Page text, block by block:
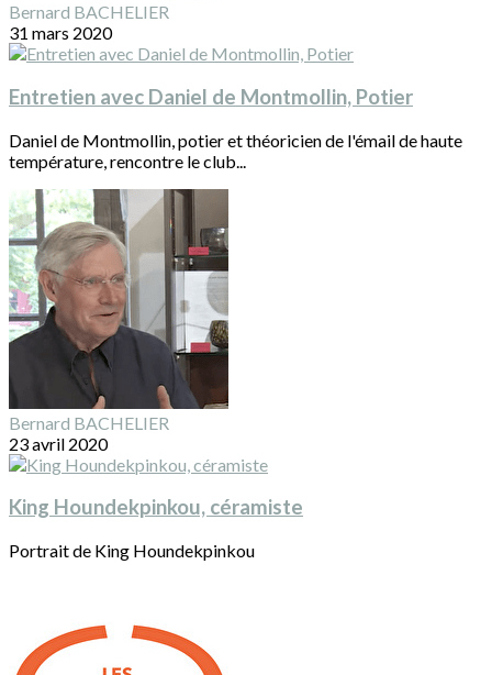
Bernard BACHELIER
31 mars 2020
Entretien avec Daniel de Montmollin, Potier
Daniel de Montmollin, potier et théoricien de l'émail de haute
température, rencontre le club...
Bernard BACHELIER
23 avril 2020
King Houndekpinkou, céramiste
Portrait de King Houndekpinkou